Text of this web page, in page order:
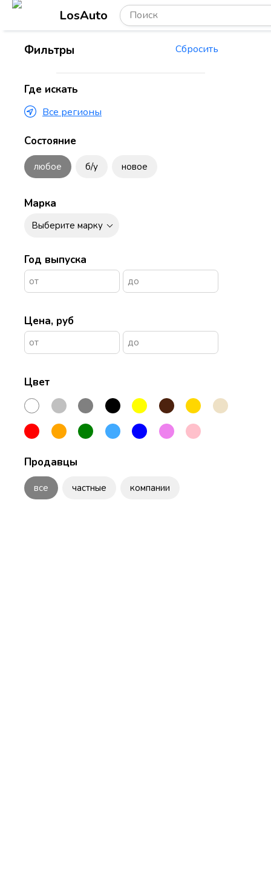
LosAuto
Фильтры Сбросить
Где искать
Все регионы
Состояние
любое б/у новое
Марка
Выберите марку
Год выпуска
Цена, руб
Цвет
Продавцы
все частные компании